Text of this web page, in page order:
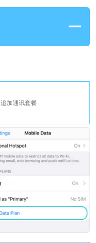
追加通讯套餐